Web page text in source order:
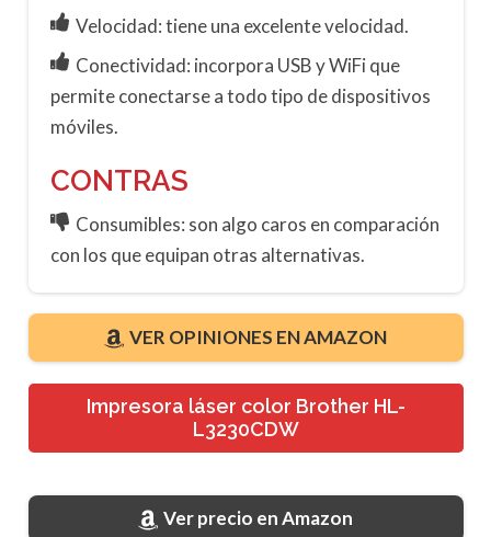
Velocidad: tiene una excelente velocidad.
Conectividad: incorpora USB y WiFi que
permite conectarse a todo tipo de dispositivos
móviles.
CONTRAS
Consumibles: son algo caros en comparación
con los que equipan otras alternativas.
VER OPINIONES EN AMAZON
Impresora láser color Brother HL-
L3230CDW
Ver precio en Amazon